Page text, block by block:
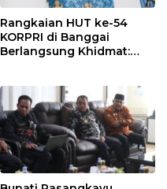
Rangkaian HUT ke-54
KORPRI di Banggai
Berlangsung Khidmat: